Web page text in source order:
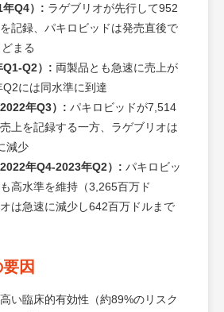
年Q4）: ラゲブリオが先行して952
記録、パキロビッドは発売直後で
まる
Q1-Q2）: 両製品とも急速に売上が
には同水準に到達
年Q3）: パキロビッドが7,514
上を記録する一方、ラゲブリオは
減少
年Q4-2023年Q2）: パキロビッ
高水準を維持（3,265百万ド
は急速に減少し642百万ドルまで
因
い臨床的有効性（約89%のリスク